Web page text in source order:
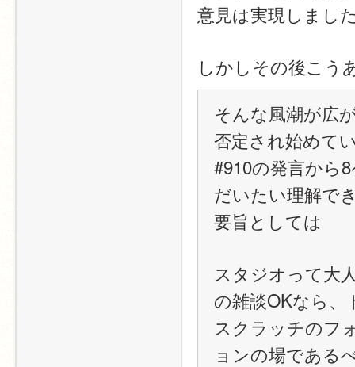
意見は実現しまし
しかしその後こう
そんな風潮が広
否定され始めて
#910の発言から
だいたい理解で
要旨としては
スタジオって大
の雑談OKなら
スクラッチのフ
ョンの場である